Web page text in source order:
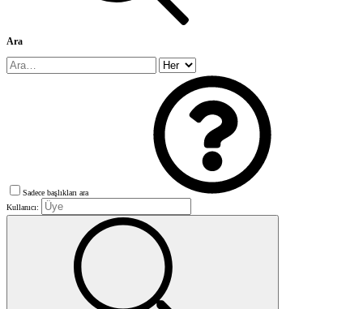
Ara
Sadece başlıkları ara
Kullanıcı: